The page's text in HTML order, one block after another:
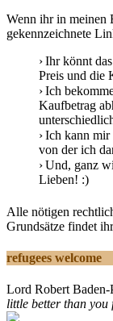
Wenn ihr in meinen
gekennzeichnete
Ihr könnt
Preis und die
Ich
Kaufbetrag
Ich kann mir
von der ich
Und, ganz
Lieben! :)
Alle nötigen
Grundsätze findet
refugees welcome
Lord Robert Baden-
little better than you